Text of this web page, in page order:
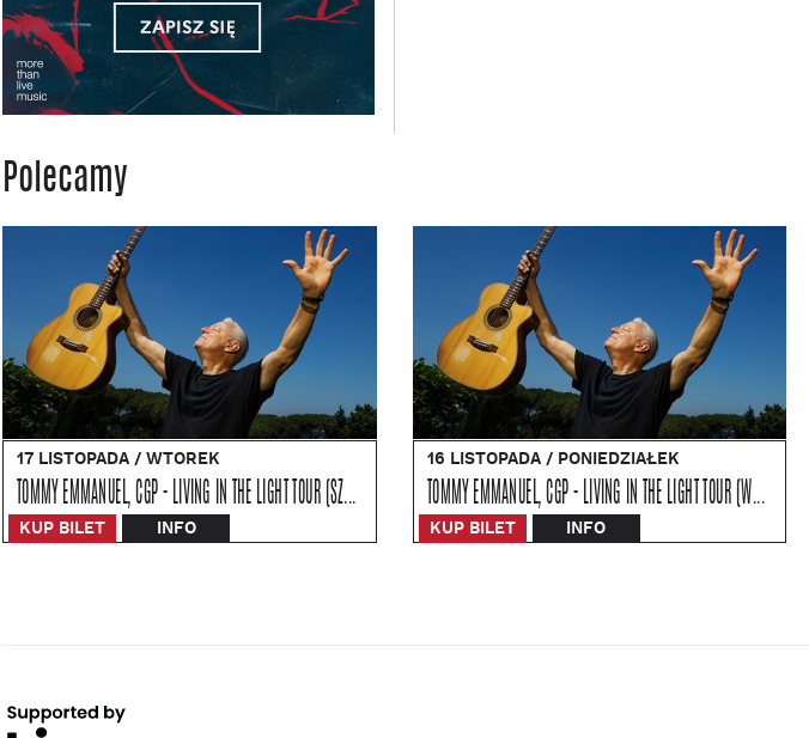
Polecamy
17 LISTOPADA / WTOREK
TOMMY EMMANUEL, CGP - LIVING IN THE LIGHT TOUR (SZCZECIN)
KUP BILET INFO
16 LISTOPADA / PONIEDZIAŁEK
TOMMY EMMANUEL, CGP - LIVING IN THE LIGHT TOUR (WROCŁAW)
KUP BILET INFO